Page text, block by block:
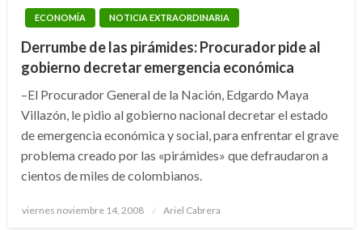
ECONOMÍA NOTICIA EXTRAORDINARIA
Derrumbe de las pirámides: Procurador pide al
gobierno decretar emergencia económica
–El Procurador General de la Nación, Edgardo Maya
Villazón, le pidio al gobierno nacional decretar el estado
de emergencia económica y social, para enfrentar el grave
problema creado por las «pirámides» que defraudaron a
cientos de miles de colombianos.
Publicado
viernes noviembre 14, 2008 Ariel Cabrera